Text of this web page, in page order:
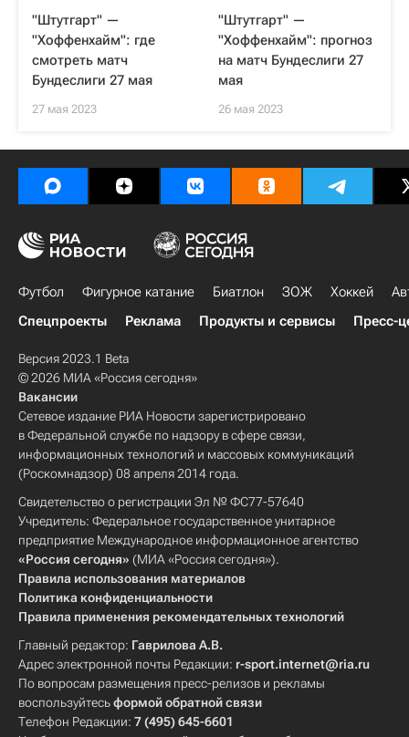
"Штутгарт" —
"Хоффенхайм": где
смотреть матч
Бундеслиги 27 мая
27 мая 2023
"Штутгарт" —
"Хоффенхайм": прогноз
на матч Бундеслиги 27
мая
26 мая 2023
Футбол Фигурное катание Биатлон ЗОЖ Хоккей
Спецпроекты
Реклама Продукты и сервисы Пресс-
Версия 2023.1 Beta
© 2026 МИА «Россия сегодня»
Вакансии
Сетевое издание РИА Новости зарегистрировано
в Федеральной службе по надзору в сфере связи,
информационных технологий и массовых коммуникаций
(Роскомнадзор) 08 апреля 2014 года.
Свидетельство о регистрации Эл № ФС77-57640
Учредитель: Федеральное государственное унитарное
предприятие Международное информационное агентство
«Россия сегодня» (МИА «Россия сегодня»).
Правила использования материалов
Политика конфиденциальности
Правила применения рекомендательных технологий
Главный редактор: Гаврилова А.В.
Адрес электронной почты Редакции: r-sport.internet@ria.ru
По вопросам размещения пресс-релизов и рекламы
воспользуйтесьформой обратной связи
Телефон Редакции: 7 (495) 645-6601